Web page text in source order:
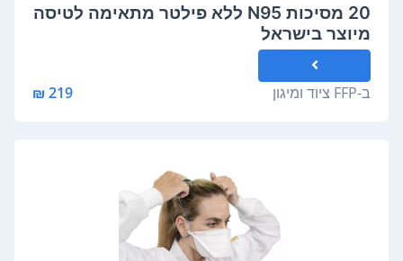
20 מסיכות N95 ללא פילטר מתאימה לטיסה
מיוצר בישראל
ב-FFP ציוד ומיגון 219 ₪